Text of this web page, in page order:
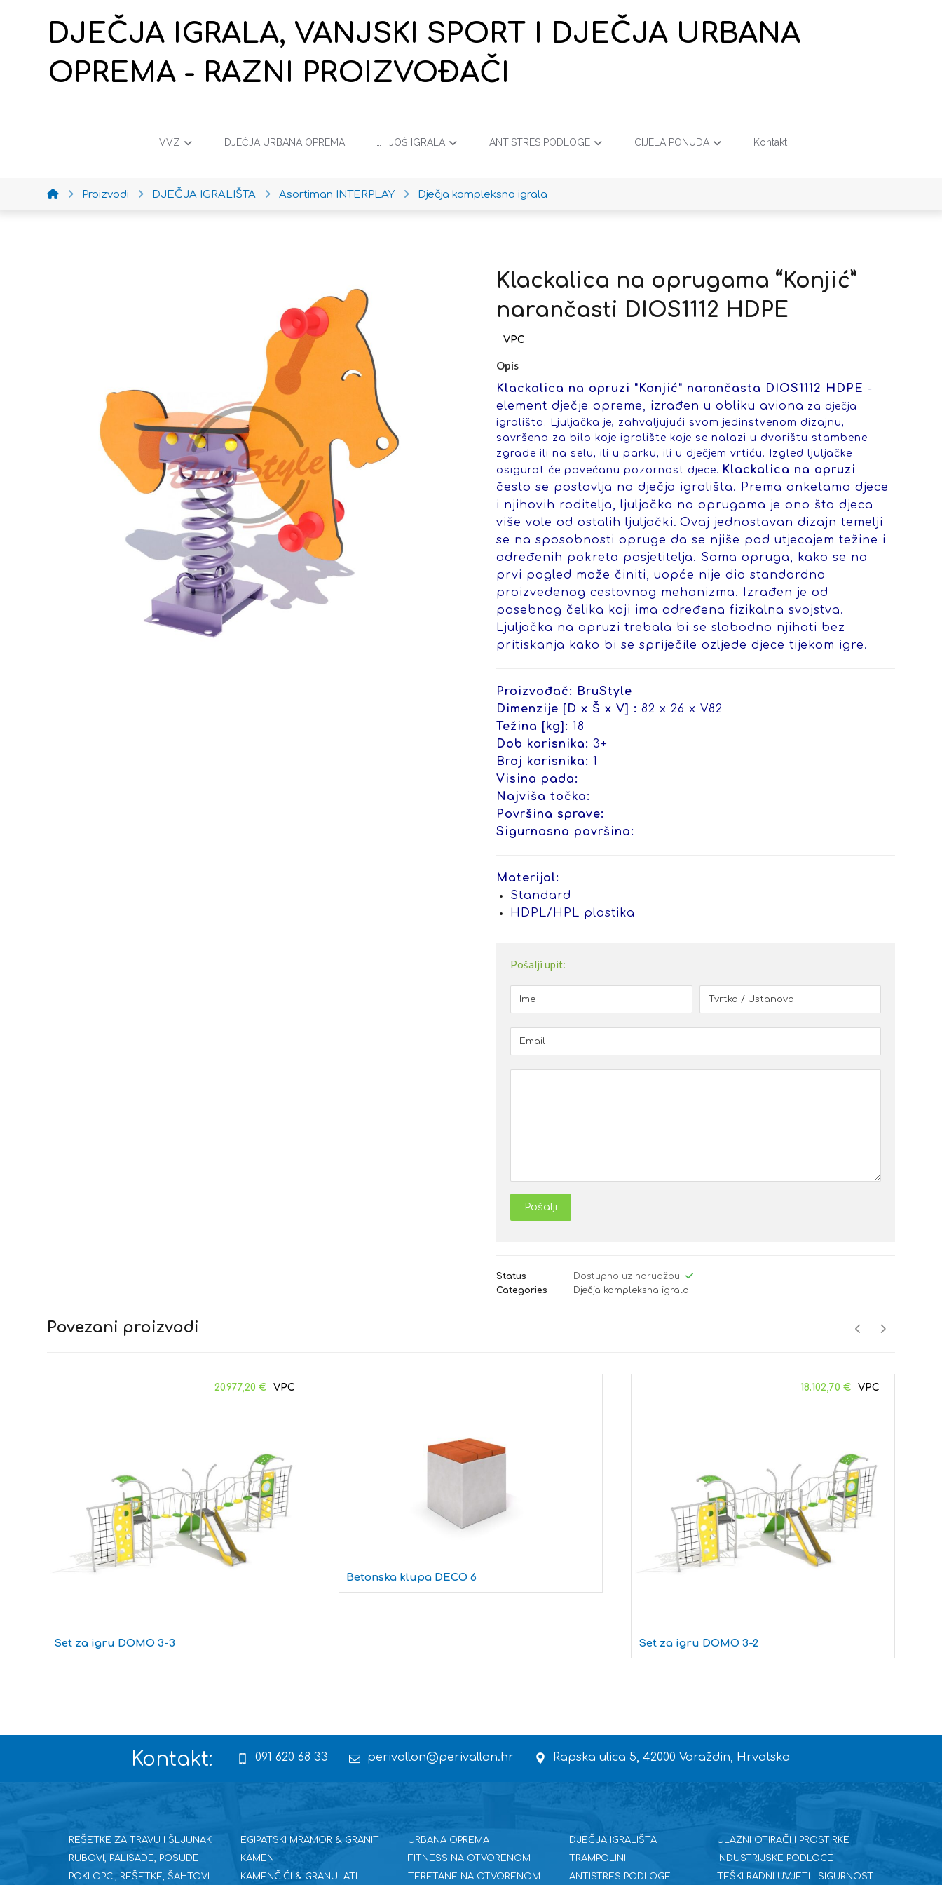
DJEČJA IGRALA, VANJSKI SPORT I DJEČJA URBANA
OPREMA - RAZNI PROIZVOĐAČI
VVZ DJEČJA URBANA OPREMA … I JOŠ IGRALA ANTISTRES PODLOGE CIJELA PONUDA Kontakt
Proizvodi DJEČJA IGRALIŠTA Asortiman INTERPLAY Dječja kompleksna igrala
Klackalica na oprugama “Konjić”
narančasti DIOS1112 HDPE
Opis
Klackalica na opruzi "Konjić" narančasta DIOS1112 HDPE-
element dječje opreme, izrađen u obliku aviona z a dječja
igrališta. Ljuljačka je, zahvaljujući svom jedinstvenom dizajnu,
savršena za bilo koje igralište koje se nalazi u dvorištu stambene
zgrade ili na selu, ili u parku, ili u dječjem vrtiću. Izgled ljuljačke
osigurat će povećanu pozornost djece. Klackalica na opruzi
često se postavlja na dječja igrališta. Prema anketama djece
i njihovih roditelja, ljuljačka na oprugama je ono što djeca
više vole od ostalih ljuljački. Ovaj jednostavan dizajn temelji
se na sposobnosti opruge da se njiše pod utjecajem težine i
određenih pokreta posjetitelja. Sama opruga, kako se na
prvi pogled može činiti, uopće nije dio standardno
proizvedenog cestovnog mehanizma. Izrađen je od
posebnog čelika koji ima određena fizikalna svojstva.
Ljuljačka na opruzi trebala bi se slobodno njihati bez
pritiskanja kako bi se spriječile ozljede djece tijekom igre.
Proizvođač: BruStyle
Dimenzije [D x Š x V] : 82 x 26 x V82
Težina [kg]: 18
Dob korisnika: 3+
Broj korisnika: 1
Visina pada:
Najviša točka:
Površina sprave:
Sigurnosna površina:
Materijal:
Standard
HDPL/HPL plastika
Pošalji upit:
Pošalji
Status
Dostupno uz narudžbu
Categories
Dječja kompleksna igrala
Povezani proizvodi
Set za igru DOMO 3-3
20.977,20€
Betonska klupa DECO 6
Set za igru DOMO 3-2
18.102,70€
Kontakt: 091 620 68 33 perivallon@perivallon.hr Rapska ulica 5, 42000 Varaždin, Hrvatska
REŠETKE ZA TRAVU I ŠLJUNAK
RUBOVI, PALISADE, POSUDE
POKLOPCI, REŠETKE, ŠAHTOVI
EGIPATSKI MRAMOR & GRANIT
KAMEN
KAMENČIĆI & GRANULATI
URBANA OPREMA
FITNESS NA OTVORENOM
TERETANE NA OTVORENOM
DJEČJA IGRALIŠTA
TRAMPOLINI
ANTISTRES PODLOGE
ULAZNI OTIRAČI I PROSTIRKE
INDUSTRIJSKE PODLOGE
TEŠKI RADNI UVJETI I SIGURNOST